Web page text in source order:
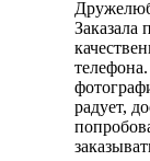
Заказала
радует,